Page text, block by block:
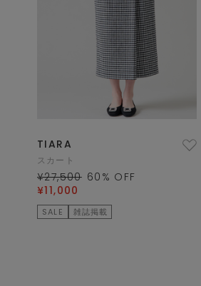
TIARA
スカート
¥27,500 60 % OFF
¥11,000
SALE 雑誌掲載